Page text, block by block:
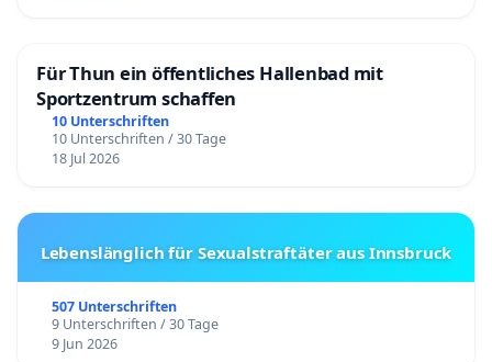
Für Thun ein öffentliches Hallenbad mit
Sportzentrum schaffen
10 Unterschriften
10 Unterschriften / 30 Tage
18 Jul 2026
Lebenslänglich für Sexualstraftäter aus Innsbruck
507 Unterschriften
9 Unterschriften / 30 Tage
9 Jun 2026